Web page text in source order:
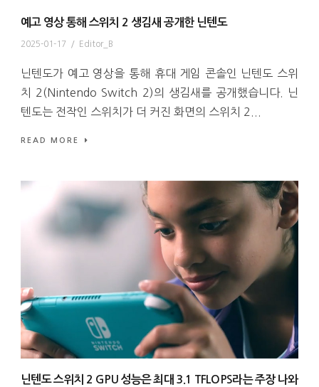
예고 영상 통해 스위치 2 생김새 공개한 닌텐도
2025-01-17 / Editor_B
닌텐도가 예고 영상을 통해 휴대 게임 콘솔인 닌텐도 스위
치 2(Nintendo Switch 2)의 생김새를 공개했습니다. 닌
텐도는 전작인 스위치가 더 커진 화면의 스위치 2...
READ MORE
닌텐도 스위치 2 GPU 성능은 최대 3.1 TFLOPS라는 주장 나와